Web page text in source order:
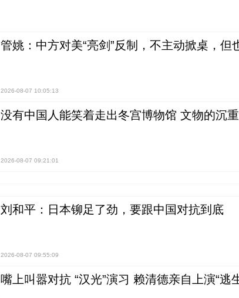
管姚：中方对美“亮剑”反制，不主动掀桌，但
2026-08-07 10:05:13
没有中国人能笑着走出冬宫博物馆 文物的沉
2026-08-07 09:21:01
刘和平：日本铆足了劲，要跟中国对抗到底
2026-08-07 09:55:09
嘴上叫嚣对抗 “汉光”演习 赖清德亲自上演“逃